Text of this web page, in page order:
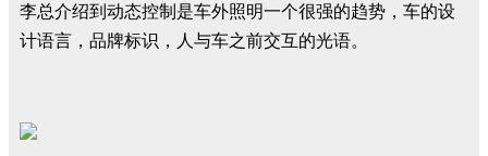
李总介绍到动态控制是车外照明一个很强的趋势，车的设
计语言，品牌标识，人与车之前交互的光语。